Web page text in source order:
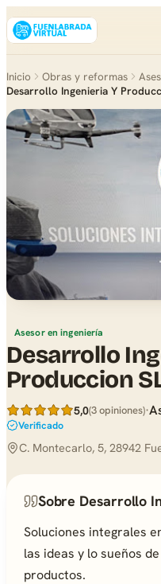
Inicio Obras y reformas
Desarrollo Ingenieria Y
Asesor en ingeniería
Desarrollo
Produccion
5,0(3 opiniones)·
Verificado
C. Montecarlo, 5, 28942
Sobre Desarrollo
Soluciones integrales
las ideas y lo sueños
productos.